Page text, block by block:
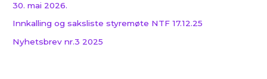
30. mai 2026.
Innkalling og saksliste styremøte NTF 17.12.25
Nyhetsbrev nr.3 2025